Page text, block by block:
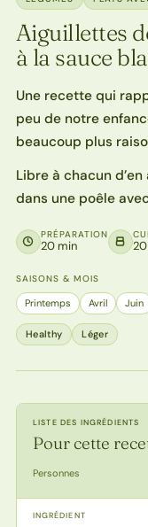
Aiguillettes
à la sauce
Une recette qui
peu de notre
beaucoup plus
Libre à chacun
dans une poêle
PRÉPARATION
20 min
SAISONS & MOIS
Printemps Avril Juin
Healthy Léger
LISTE DES INGRÉDIENTS
Pour cette
Personnes
INGRÉDIENT